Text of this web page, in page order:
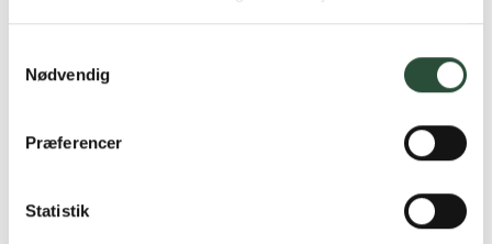
Nødvendig
Præferencer
Statistik
produkter – altid til fast lav pris.
Læs mere om Uglecare.dk her